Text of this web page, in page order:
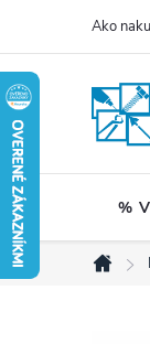
obsah
Ako
%
Domov